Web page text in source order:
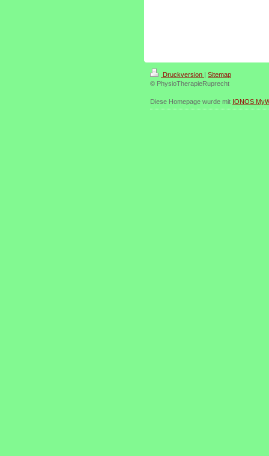
Druckversion | Sitemap
© PhysioTherapieRuprecht
Diese Homepage wurde mit IONOS